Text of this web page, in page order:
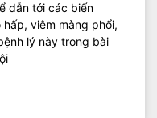
dẫn tới các biến
viêm màng phổi,
lý này trong bài